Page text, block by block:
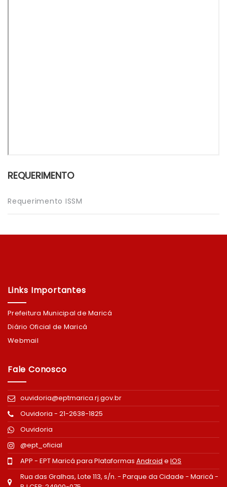
REQUERIMENTO
Requerimento ISSM
Links Importantes
Prefeitura Municipal de Maricá
Diário Oficial de Maricá
Webmail
Fale Conosco
ouvidoria@eptmarica.rj.gov.br
Ouvidoria - 21-2638-1825
Ouvidoria
@ept_oficial
APP - EPT Maricá para Plataformas Android e IOS
Rua das Gralhas, Lote 113, s/n. - Parque da Cidade - Maricá -